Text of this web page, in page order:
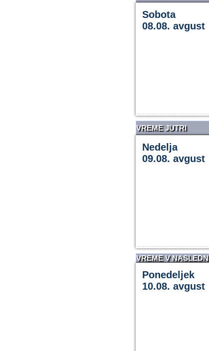
Sobota
08.08. avgust
VREME JUTRI
Nedelja
09.08. avgust
VREME V
Ponedeljek
10.08. avgust